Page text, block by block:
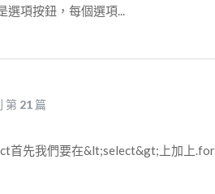
選項按鈕，每個選項...
第 21 篇
首先我們要在&lt;select&gt;上加上